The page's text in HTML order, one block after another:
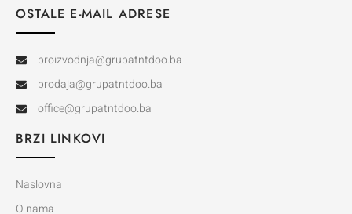
OSTALE E-MAIL ADRESE
proizvodnja@grupatntdoo.ba
prodaja@grupatntdoo.ba
office@grupatntdoo.ba
BRZI LINKOVI
Naslovna
O nama